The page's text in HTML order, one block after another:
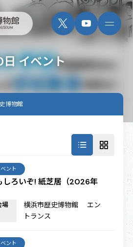
イベント
博物館
しろいぞ! 紙芝居（2026年
ント
場
横浜市歴史博物館 エン
トランス
ント